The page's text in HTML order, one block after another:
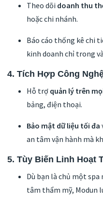
Theo dõi doanh thu
hoặc chi nhánh.
Báo cáo thống kê chi
kinh doanh chỉ trong
4. Tích Hợp Công
Hỗ trợ quản lý trên
bảng, điện thoại.
Bảo mật dữ liệu tối đa
an tâm vận hành mà
5. Tùy Biến Linh Hoạt
Dù bạn là chủ một
tâm thẩm mỹ, Modun